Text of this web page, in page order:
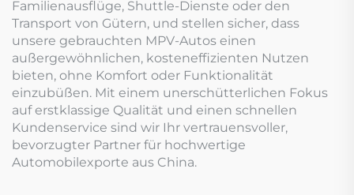
Familienausflüge, Shuttle-Dienste oder den
Transport von Gütern, und stellen sicher, dass
unsere gebrauchten MPV-Autos einen
außergewöhnlichen, kosteneffizienten Nutzen
bieten, ohne Komfort oder Funktionalität
einzubüßen. Mit einem unerschütterlichen Fokus
auf erstklassige Qualität und einen schnellen
Kundenservice sind wir Ihr vertrauensvoller,
bevorzugter Partner für hochwertige
Automobilexporte aus China.